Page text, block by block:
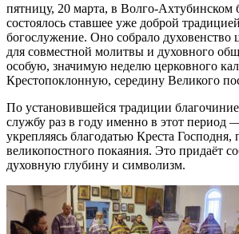
пятницу, 20 марта, в Волго‑Ахтубинском
состоялось ставшее уже доброй
богослужение. Оно собрало духовенство
для совместной молитвы и духовного
особую, значимую неделю церковного
Крестопоклонную, середину Великого
По установившейся традиции
службу раз в году именно в этот период
укрепляясь благодатью Креста
великопостного покаяния. Это придаёт
духовную глубину и символизм.